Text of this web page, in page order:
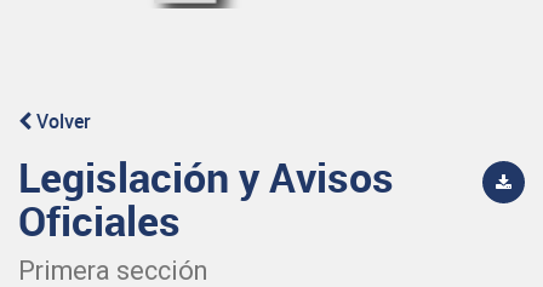
Volver
Legislación y Avisos
Oficiales
Primera sección